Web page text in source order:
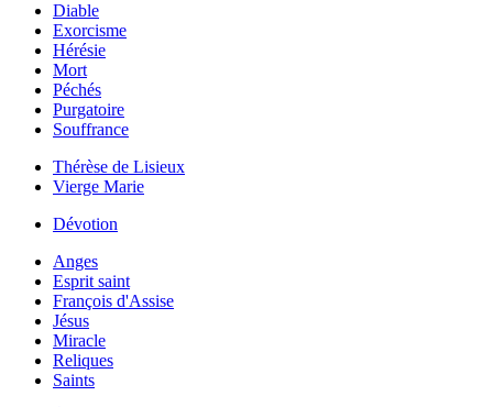
Diable
Exorcisme
Hérésie
Mort
Péchés
Purgatoire
Souffrance
Thérèse de Lisieux
Vierge Marie
Dévotion
Anges
Esprit saint
François d'Assise
Jésus
Miracle
Reliques
Saints